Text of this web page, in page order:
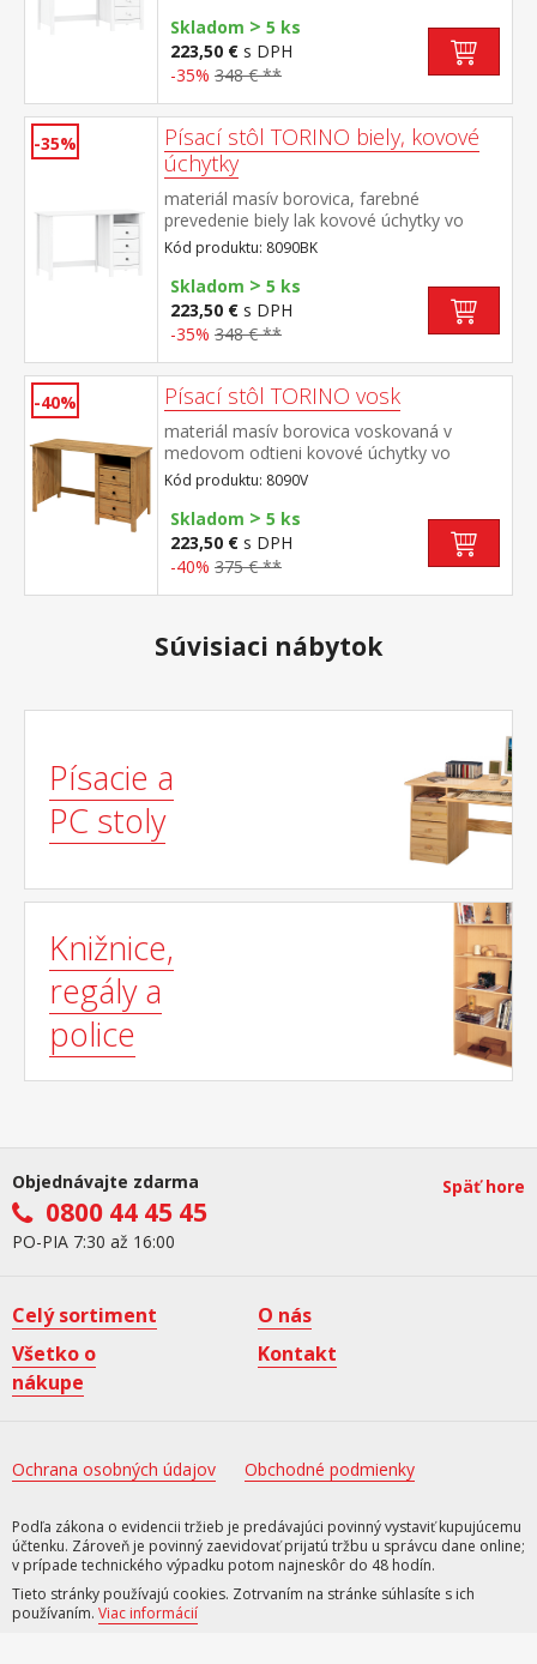
Skladom > 5 ks
223,50 € s DPH
-35% 348 € **
-35%
Písací stôl TORINO biely, kovové
úchytky
materiál masív borovica, farebné
prevedenie biely lak kovové úchytky vo
farebnom prevedení černená mosadz 3
zásuvky s kovovými pojazdmi, 1 polica
Kód produktu: 8090BK
Skladom > 5 ks
223,50 € s DPH
-35% 348 € **
-40% Písací stôl TORINO vosk
materiál masív borovica voskovaná v
medovom odtieni kovové úchytky vo
farebnom prevedení černená mosadz 3
zásuvky s kovovými pojazdmi, 1 polica
Kód produktu: 8090V
Skladom > 5 ks
223,50 € s DPH
-40% 375 € **
Súvisiaci nábytok
Písacie a
PC stoly
Knižnice,
regály a
police
Objednávajte zdarma
0800 44 45 45
PO-PIA 7:30 až 16:00
Späť hore
Celý sortiment
O nás
Všetko o
nákupe
Kontakt
Ochrana osobných údajov Obchodné podmienky
Podľa zákona o evidencii tržieb je predávajúci povinný vystaviť kupujúcemu
účtenku. Zároveň je povinný zaevidovať prijatú tržbu u správcu dane online;
v prípade technického výpadku potom najneskôr do 48 hodín.
Tieto stránky používajú cookies. Zotrvaním na stránke súhlasíte s ich
používaním. Viac informácií